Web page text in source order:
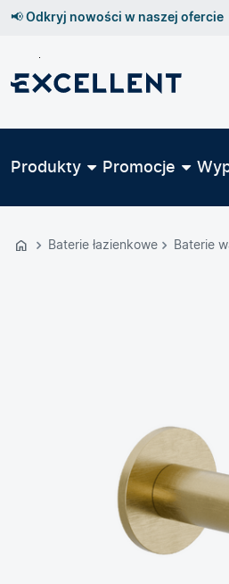
Przejdź
GŁÓWNEJ
📢 Odkryj nowości w naszej ofercie
Produkty Promocje
Baterie łazienkowe Baterie